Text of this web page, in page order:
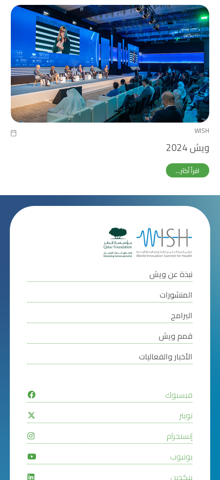
WISH
ويش 2024
اقرأ أكثر...
نبذة عن ويش
المنشورات
البرامج
قمم ويش
الأخبار والفعاليات
فيسبوك
تويتر
إنستجرام
يوتيوب
ينكدين